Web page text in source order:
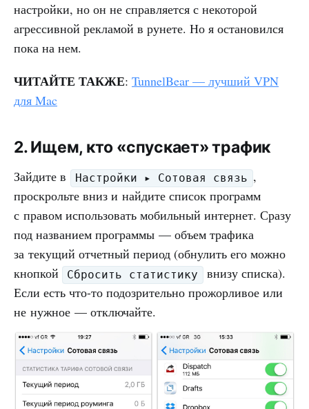
настройки, но он не справляется с некоторой
агрессивной рекламой в рунете. Но я остановился
пока на нем.
ЧИТАЙТЕ ТАКЖЕ: TunnelBear — лучший VPN
для Mac
2. Ищем, кто «спускает» трафик
Зайдите в Настройки ▸ Сотовая связь ,
проскрольте вниз и найдите список программ
с правом использовать мобильный интернет. Сразу
под названием программы — объем трафика
за текущий отчетный период (обнулить его можно
кнопкой
Сбросить статистику
внизу списка).
Если есть что-то подозрительно прожорливое или
не нужное — отключайте.